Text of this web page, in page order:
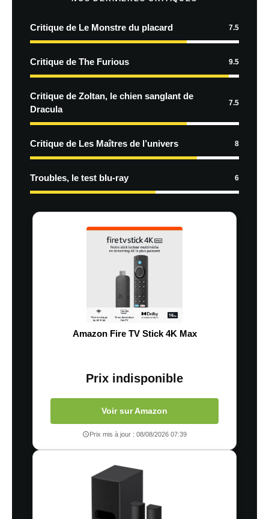
Critique de Le Monstre du placard 7.5
Critique de The Furious 9.5
Critique de Zoltan, le chien sanglant de
Dracula
7.5
Critique de Les Maîtres de l’univers 8
Troubles, le test blu-ray 6
Amazon Fire TV Stick 4K Max
Prix indisponible
Voir sur Amazon
Prix mis à jour : 08/08/2026 07:39